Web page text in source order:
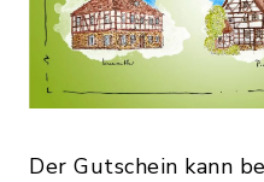
Der Gutschein kann